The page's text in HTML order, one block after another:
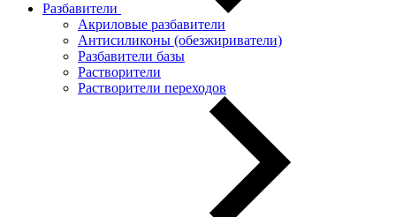
Разбавители
Акриловые разбавители
Антисиликоны (обезжириватели)
Разбавители базы
Растворители
Растворители переходов